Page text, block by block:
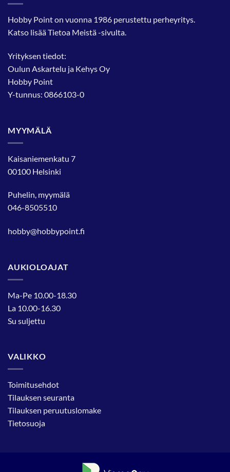
Hobby Point on vuonna 1986 perustettu perheyritys.
Katso lisääTietoa Meistä-sivulta.
Yrityksen tiedot:
Oulun Askartelu ja Kehys Oy
Hobby Point
Y-tunnus: 0866103-0
MYYMÄLÄ
Kaisaniemenkatu 7
00100 Helsinki
Puhelin, myymälä
046-8505510
hobby@hobbypoint.fi
AUKIOLOAJAT
Ma-Pe 10.00-18.30
La 10.00-16.30
Su suljettu
VALIKKO
Toimitusehdot
Tilauksen seuranta
Tilauksen peruutuslomake
Tietosuoja